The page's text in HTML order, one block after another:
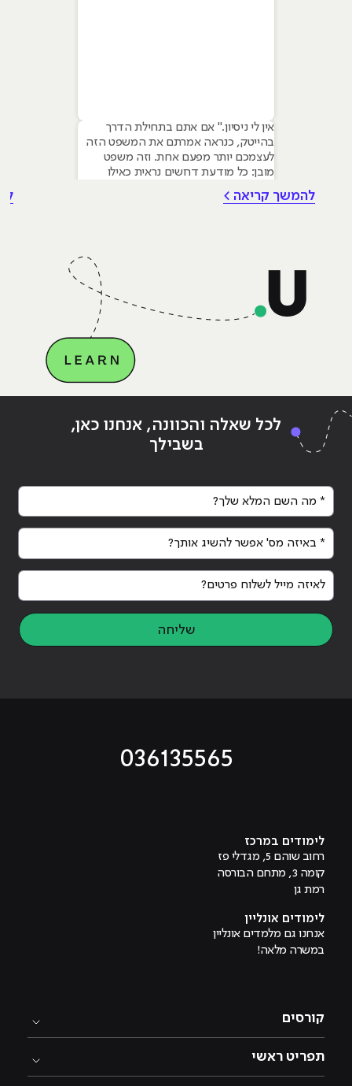
אין לי ניסיון." אם אתם בתחילת הדרך
בהייטק, כנראה אמרתם את המשפט הזה
לעצמכם יותר מפעם אחת. וזה משפט
מובן: כל מודעת דרושים נראית כאילו
כבר נגע במוצר אמיתי, כבר צבר ביטחון.
Continue reading
להמשך קריאה >
לכל שאלה והכוונה, אנחנו כאן,
בשבילך
* מה השם המלא שלך?
* באיזה מס' אפשר להשיג אותך?
לאיזה מייל לשלוח פרטים?
שליחה
036135565
לימודים במרכז
רחוב שוהם 5, מגדלי פז
קומה 3, מתחם הבורסה
רמת גן
לימודים אונליין
אנחנו גם מלמדים אונליין
במשרה מלאה!
קורסים
תפריט ראשי